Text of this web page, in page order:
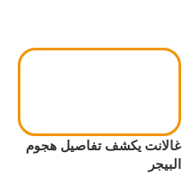
غالانت يكشف تفاصيل هجوم
البيجر